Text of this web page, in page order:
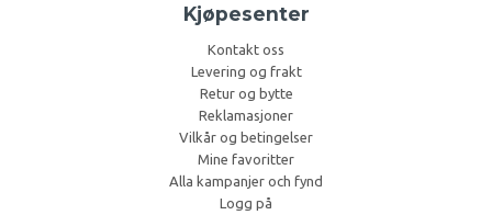
Kjøpesenter
Kontakt oss
Levering og frakt
Retur og bytte
Reklamasjoner
Vilkår og betingelser
Mine favoritter
Alla kampanjer och fynd
Logg på